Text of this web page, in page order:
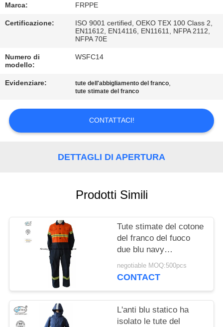
CONTATTICI
UNA
MAPPA
DEL
SITO
Marca: FRPPE
Certificazione:
ISO 9001 certified, OEKO TEX 100 Class 2,
EN11612, EN14116, EN11611, NFPA 2112,
NFPA 70E
Numero di
modello:
WSFC14
Evidenziare: tute dell'abbigliamento del franco,
tute stimate del franco
CONTATTACI!
DETTAGLI DI APERTURA
Prodotti Simili
Tute stimate del cotone
del franco del fuoco
due blu navy
dell'arancia del denim
del cotone di tono
negotiable MOQ:500pcs
CONTACT
L'anti blu statico ha
isolato le tute del